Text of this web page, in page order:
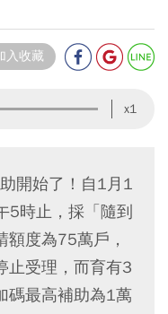
入收藏
x1
開始了！自1月1
5時止，採「隨到
度為75萬戶，
止受理，而育有3
碼最高補助為1萬